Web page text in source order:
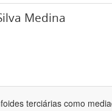
Medina
terciárias como